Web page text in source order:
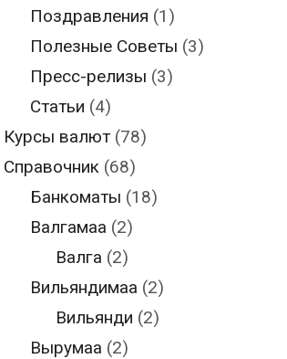
Поздравления (1)
Полезные Советы (3)
Пресс-релизы (3)
Статьи (4)
Курсы валют (78)
Справочник (68)
Банкоматы (18)
Валгамаа (2)
Валга (2)
Вильяндимаа (2)
Вильянди (2)
Вырумаа (2)